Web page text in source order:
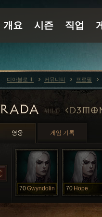
RADA #11140
영웅 게임 기록
70Gwyndolin 70 Hope
디아블로 III 커뮤니티 프로필